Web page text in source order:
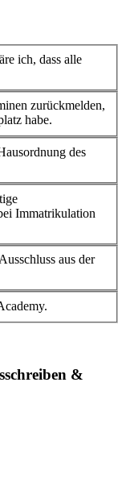
ich, dass alle
zurückmelden,
habe.
des
Immatrikulation
aus der
&